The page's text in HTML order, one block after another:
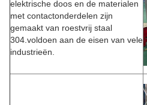
elektrische doos en de materialen
met contactonderdelen zijn
gemaakt van roestvrij staal
304.voldoen aan de eisen van vele
industrieën.